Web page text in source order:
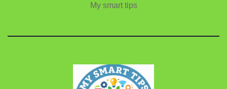
My smart tips